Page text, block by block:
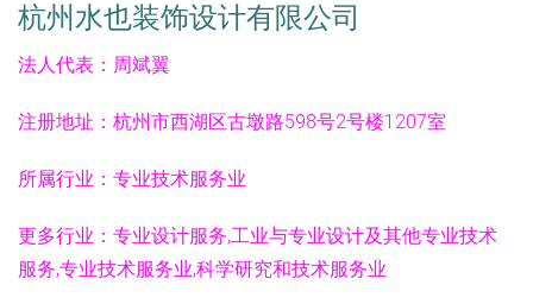
杭州水也装饰设计有限公司
法人代表： 周斌翼
注册地址： 杭州市西湖区古墩路598号2号楼1207室
所属行业： 专业技术服务业
更多行业： 专业设计服务,工业与专业设计及其他专业技术
服务,专业技术服务业,科学研究和技术服务业